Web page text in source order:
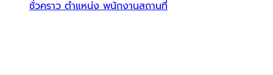
ชั่วคราว ตำแหน่ง พนักงานสถานที่